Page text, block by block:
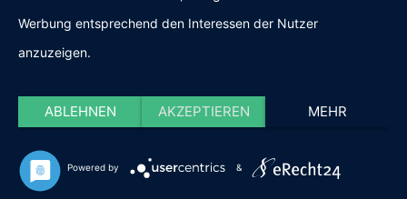
Werbung entsprechend den Interessen der Nutzer
anzuzeigen.
ABLEHNEN AKZEPTIEREN MEHR
Powered by &